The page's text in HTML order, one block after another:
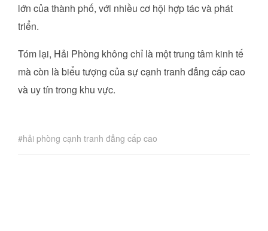
lớn của thành phố, với nhiều cơ hội hợp tác và phát
triển.
Tóm lại, Hải Phòng không chỉ là một trung tâm kinh tế
mà còn là biểu tượng của sự cạnh tranh đẳng cấp cao
và uy tín trong khu vực.
hải phòng cạnh tranh đẳng cấp cao